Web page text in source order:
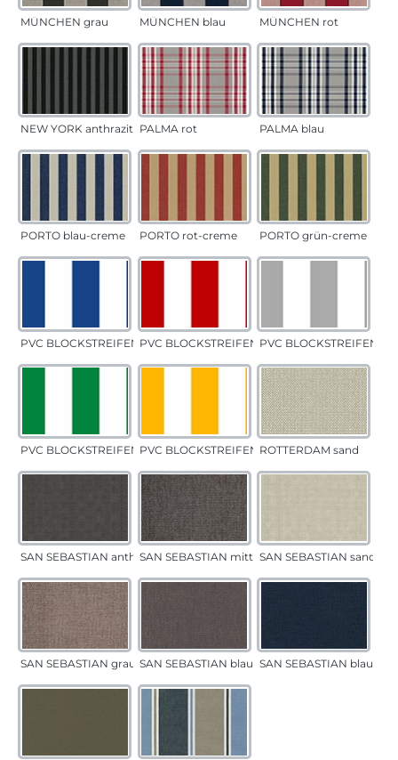
MÜNCHEN grau MÜNCHEN blau MÜNCHEN rot
NEW YORK anthrazit PALMA rot PALMA blau
PORTO blau-creme PORTO rot-creme PORTO grün-creme
PVC BLOCKSTREIFEN blauPVC BLOCKSTREIFEN rotPVC BLOCKSTREIFEN
PVC BLOCKSTREIFEN grünPVC BLOCKSTREIFEN gelbROTTERDAM sand
SAN SEBASTIAN anthrazitSAN SEBASTIAN mittelgrauSAN SEBASTIAN sand
SAN SEBASTIAN grau-sandSAN SEBASTIAN blau-sandSAN SEBASTIAN blau